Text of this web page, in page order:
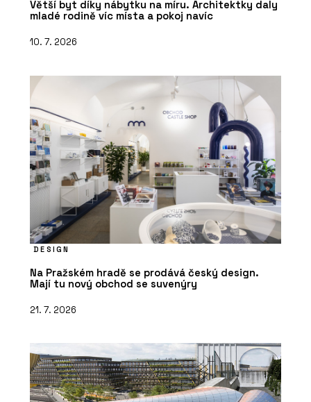
Větší byt díky nábytku na míru. Architektky daly
mladé rodině víc místa a pokoj navíc
10. 7. 2026
DESIGN
Na Pražském hradě se prodává český design.
Mají tu nový obchod se suvenýry
21. 7. 2026